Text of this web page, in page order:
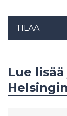
TILAA
Lue